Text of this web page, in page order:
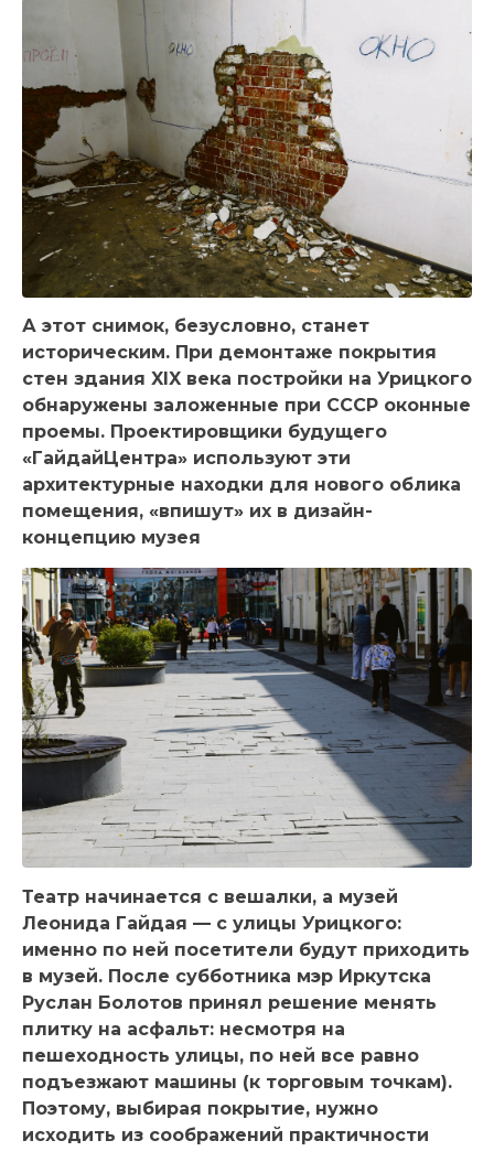
А этот снимок, безусловно, станет
историческим. При демонтаже покрытия
стен здания XIX века постройки на Урицкого
обнаружены заложенные при СССР оконные
проемы. Проектировщики будущего
«ГайдайЦентра» используют эти
архитектурные находки для нового облика
помещения, «впишут» их в дизайн-
концепцию музея
Театр начинается с вешалки, а музей
Леонида Гайдая — с улицы Урицкого:
именно по ней посетители будут приходить
в музей. После субботника мэр Иркутска
Руслан Болотов принял решение менять
плитку на асфальт: несмотря на
пешеходность улицы, по ней все равно
подъезжают машины (к торговым точкам).
Поэтому, выбирая покрытие, нужно
исходить из соображений практичности